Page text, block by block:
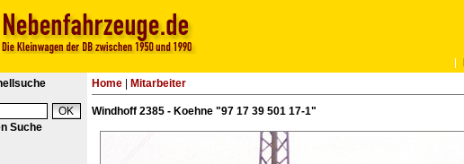
Suche
Home| Mitarbeiter
Windhoff 2385 - Koehne "97 17 39 501 17-1"